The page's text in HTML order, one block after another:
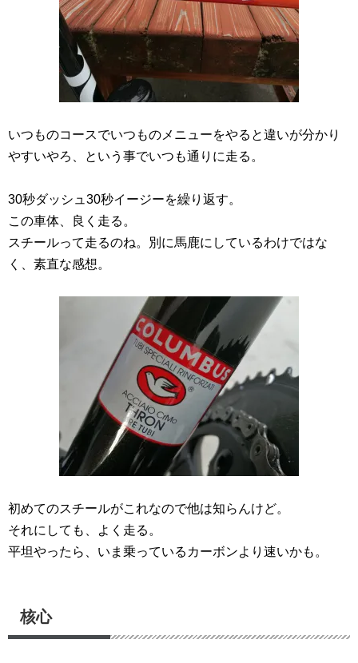
いつものコースでいつものメニューをやると違いが分かり
やすいやろ、という事でいつも通りに走る。
30秒ダッシュ30秒イージーを繰り返す。
この車体、良く走る。
スチールって走るのね。別に馬鹿にしているわけではな
く、素直な感想。
初めてのスチールがこれなので他は知らんけど。
それにしても、よく走る。
平坦やったら、いま乗っているカーボンより速いかも。
核心